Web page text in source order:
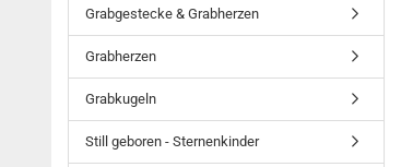
Grabgestecke & Grabherzen
Grabherzen
Grabkugeln
Still geboren - Sternenkinder